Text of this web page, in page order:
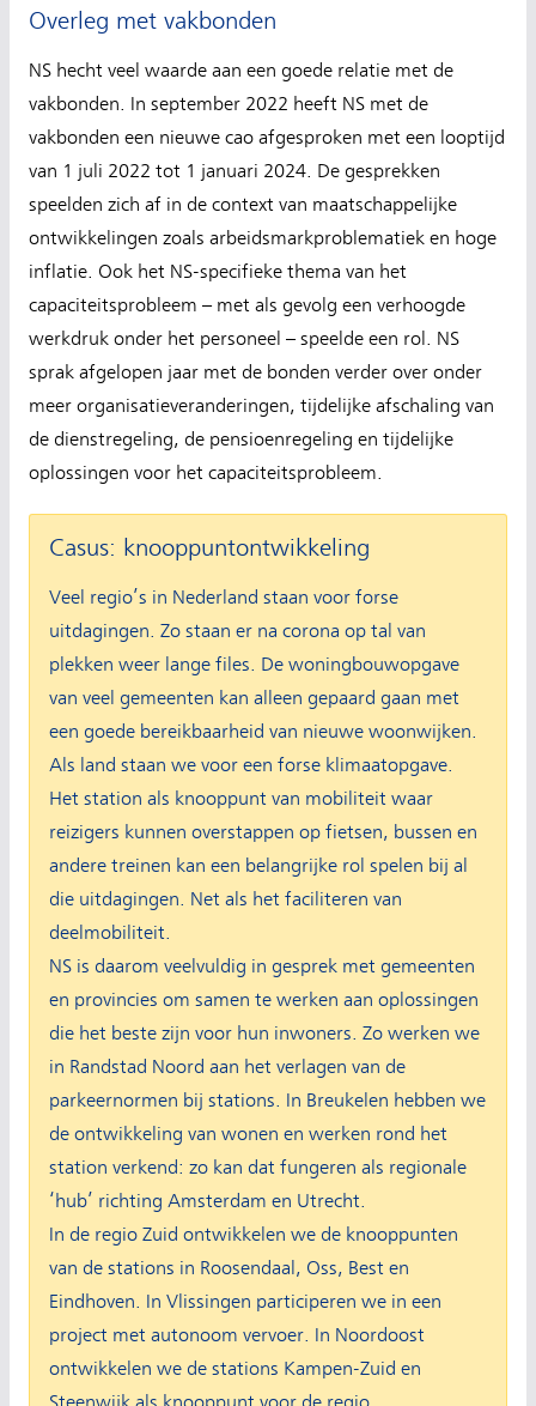
Overleg met vakbonden
NS hecht veel waarde aan een goede relatie met de
vakbonden. In september 2022 heeft NS met de
vakbonden een nieuwe cao afgesproken met een looptijd
van 1 juli 2022 tot 1 januari 2024. De gesprekken
speelden zich af in de context van maatschappelijke
ontwikkelingen zoals arbeidsmarkproblematiek en hoge
inflatie. Ook het NS-specifieke thema van het
capaciteitsprobleem – met als gevolg een verhoogde
werkdruk onder het personeel – speelde een rol. NS
sprak afgelopen jaar met de bonden verder over onder
meer organisatieveranderingen, tijdelijke afschaling van
de dienstregeling, de pensioenregeling en tijdelijke
oplossingen voor het capaciteitsprobleem.
Casus: knooppuntontwikkeling
Veel regio’s in Nederland staan voor forse
uitdagingen. Zo staan er na corona op tal van
plekken weer lange files. De woningbouwopgave
van veel gemeenten kan alleen gepaard gaan met
een goede bereikbaarheid van nieuwe woonwijken.
Als land staan we voor een forse klimaatopgave.
Het station als knooppunt van mobiliteit waar
reizigers kunnen overstappen op fietsen, bussen en
andere treinen kan een belangrijke rol spelen bij al
die uitdagingen. Net als het faciliteren van
deelmobiliteit.
NS is daarom veelvuldig in gesprek met gemeenten
en provincies om samen te werken aan oplossingen
die het beste zijn voor hun inwoners. Zo werken we
in Randstad Noord aan het verlagen van de
parkeernormen bij stations. In Breukelen hebben we
de ontwikkeling van wonen en werken rond het
station verkend: zo kan dat fungeren als regionale
‘hub’ richting Amsterdam en Utrecht.
In de regio Zuid ontwikkelen we de knooppunten
van de stations in Roosendaal, Oss, Best en
Eindhoven. In Vlissingen participeren we in een
project met autonoom vervoer. In Noordoost
ontwikkelen we de stations Kampen-Zuid en